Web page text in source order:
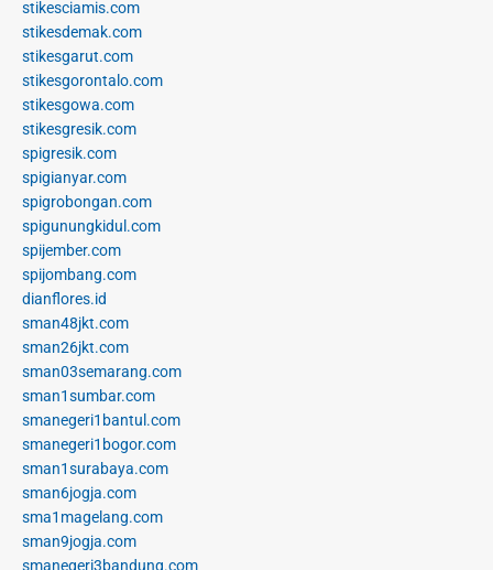
stikesciamis.com
stikesdemak.com
stikesgarut.com
stikesgorontalo.com
stikesgowa.com
stikesgresik.com
spigresik.com
spigianyar.com
spigrobongan.com
spigunungkidul.com
spijember.com
spijombang.com
dianflores.id
sman48jkt.com
sman26jkt.com
sman03semarang.com
sman1sumbar.com
smanegeri1bantul.com
smanegeri1bogor.com
sman1surabaya.com
sman6jogja.com
sma1magelang.com
sman9jogja.com
smanegeri3bandung.com